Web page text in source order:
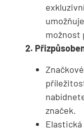
možnost
2.
značek.